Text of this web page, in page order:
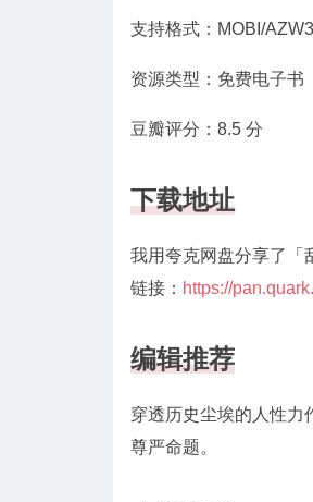
支持格式：MOBI/
资源类型：免费电子书
豆瓣评分：8.5 分
下载地址
我用夸克网盘分享了「
链接： https://
编辑推荐
穿透历史尘埃的人性力
尊严命题。